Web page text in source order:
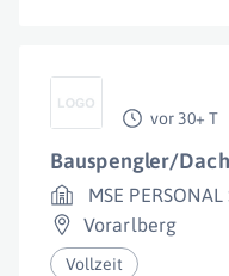
vor 30+ T
Bauspengler/
MSE PERSONAL
Vorarlberg
Vollzeit